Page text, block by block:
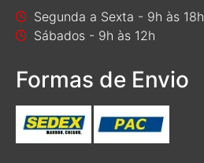
Segunda a Sexta - 9h às 18h
Sábados - 9h às 12h
Formas de Envio